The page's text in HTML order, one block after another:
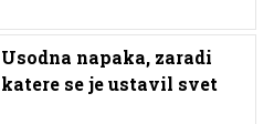
Usodna napaka, zaradi
katere se je ustavil svet